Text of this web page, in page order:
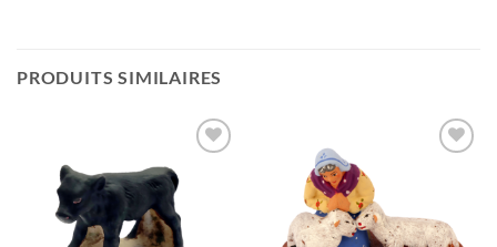
PRODUITS SIMILAIRES